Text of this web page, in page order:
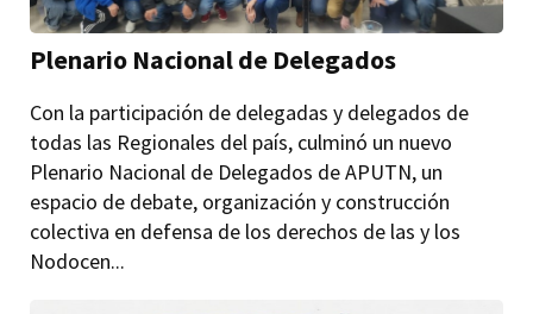
Plenario Nacional de Delegados
Con la participación de delegadas y delegados de
todas las Regionales del país, culminó un nuevo
Plenario Nacional de Delegados de APUTN, un
espacio de debate, organización y construcción
colectiva en defensa de los derechos de las y los
Nodocen...